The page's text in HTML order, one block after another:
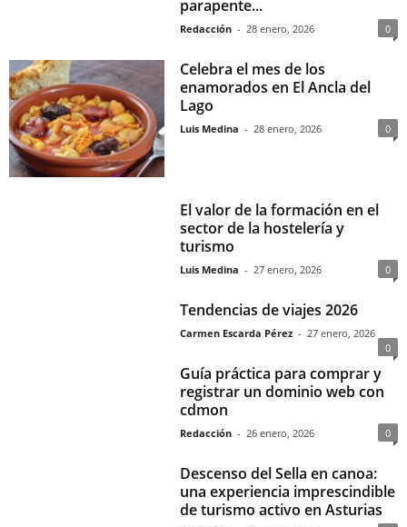
parapente...
Redacción - 28 enero, 2026 0
Celebra el mes de los
enamorados en El Ancla del
Lago
Luis Medina - 28 enero, 2026 0
El valor de la formación en el
sector de la hostelería y
turismo
Luis Medina - 27 enero, 2026 0
Tendencias de viajes 2026
Carmen Escarda Pérez - 27 enero, 2026
0
Guía práctica para comprar y
registrar un dominio web con
cdmon
Redacción - 26 enero, 2026 0
Descenso del Sella en canoa:
una experiencia imprescindible
de turismo activo en Asturias